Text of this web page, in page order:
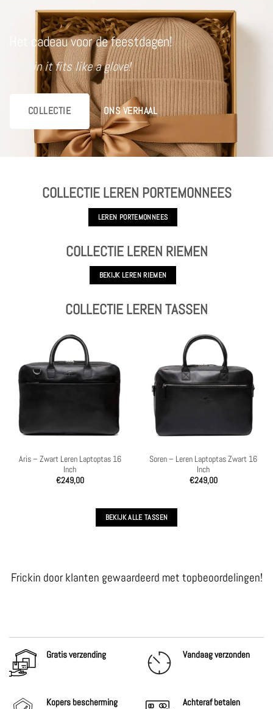
Het cadeau voor de feestdagen!
Frickin it fits like a glove!
COLLECTIE ONS VERHAAL
COLLECTIE LEREN PORTEMONNEES
LEREN PORTEMONNEES
COLLECTIE LEREN RIEMEN
BEKIJK LEREN RIEMEN
COLLECTIE LEREN TASSEN
Aris – Zwart Leren Laptoptas 16
Inch
€249,00
Soren – Leren Laptoptas Zwart 16
Inch
€249,00
BEKIJK ALLE TASSEN
Frickin door klanten gewaardeerd met topbeoordelingen!
Gratis verzending Vandaag verzonden
Kopers bescherming Achterafbetalen